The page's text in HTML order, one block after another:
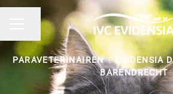
CARRIÈREMENU
Pagina delen
PARAVETERINAIREN · EVIDENSIA
BARENDRECHT